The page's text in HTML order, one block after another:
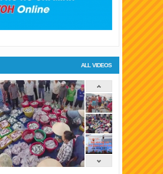
ALL VIDEOS